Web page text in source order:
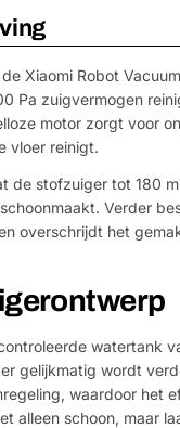
Xiaomi Robot
Pa zuigvermogen
motor zorgt voor
vloer reinigt.
de stofzuiger tot 180
Verder
overschrijdt het
watertank
gelijkmatig wordt
waardoor het
alleen schoon, maar